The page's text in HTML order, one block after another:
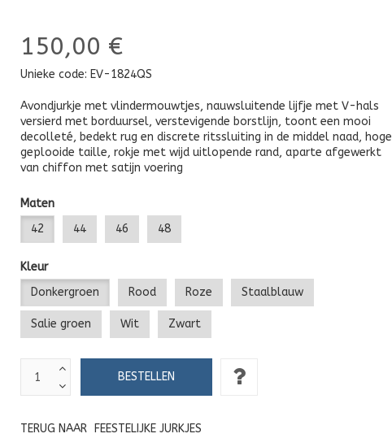
150,00 €
Unieke code: EV-1824QS
Avondjurkje met vlindermouwtjes, nauwsluitende lijfje met V-hals
versierd met borduursel, verstevigende borstlijn, toont een mooi
decolleté, bedekt rug en discrete ritssluiting in de middel naad, hoge
geplooide taille, rokje met wijd uitlopende rand, aparte afgewerkt
van chiffon met satijn voering
Maten
42
44 46 48
Kleur
Donkergroen
Rood Roze Staalblauw
Salie groen Wit Zwart
TERUG NAAR FEESTELIJKE JURKJES